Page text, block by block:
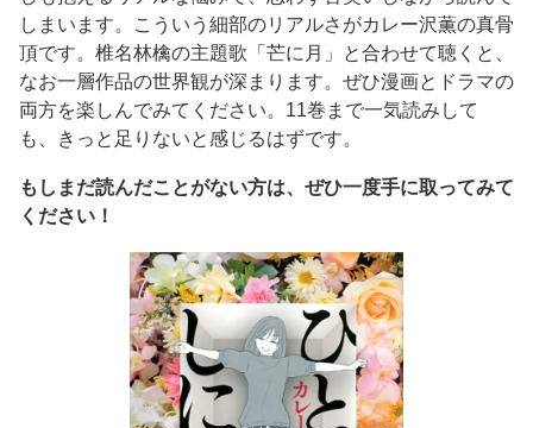
しまいます。こういう細部のリアルさがカレー沢薫の真骨
頂です。椎名林檎の主題歌「芒に月」と合わせて聴くと、
なお一層作品の世界観が深まります。ぜひ漫画とドラマの
両方を楽しんでみてください。11巻まで一気読みして
も、きっと足りないと感じるはずです。
もしまだ読んだことがない方は、ぜひ一度手に取ってみて
ください！